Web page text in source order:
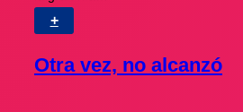
+
Otra vez, no alcanzó